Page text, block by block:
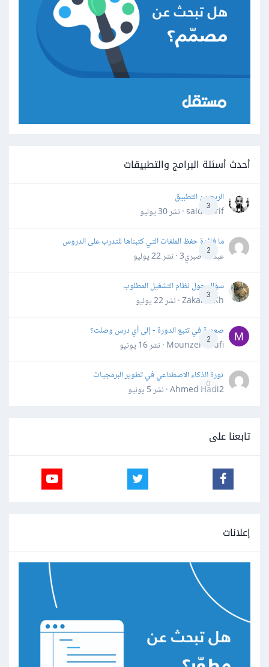
أحدث أسئلة البرامج والتطبيقات
3
الربح من التطبيق
said darif · نشر
30 يوليو
2
ما فائدة حفظ الملفات التي كتبناها للتدرب على الدروس
عبدالله صبري3 · نشر
22 يوليو
3
سؤال حول نظام التشغيل المطلوب
Zakaria Kh · نشر
22 يوليو
2
صعوبة في تتبع الدورة - إلى أي درس وصلت؟
Mounzer Soufi · نشر
16 يونيو
0
ثورة الذكاء الاصطناعي في تطوير البرمجيات
Ahmed Hadi2 · نشر
5 يونيو
تابعنا على
إعلانات